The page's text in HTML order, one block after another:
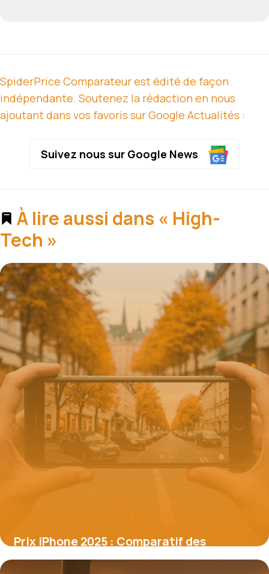
SpiderPrice Comparateur est édité de façon
indépendante. Soutenez la rédaction en nous
ajoutant dans vos favoris sur Google Actualités :
Suivez nous sur Google News
À lire aussi dans « High-
Tech »
Prix iPhone 2025 : Comparatif des
modèles et écarts stratégiques